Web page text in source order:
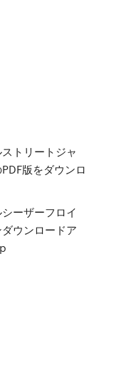
トリートジャ
版をダウンロ
ーザーフロイ
ウンロードア